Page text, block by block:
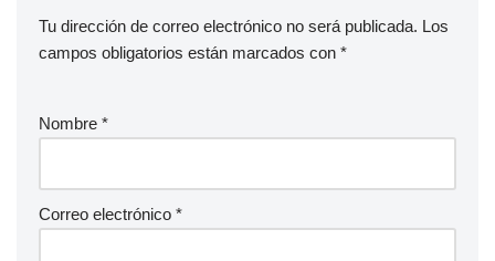
Tu dirección de correo electrónico no será publicada. Los
campos obligatorios están marcados con *
Nombre *
Correo electrónico *